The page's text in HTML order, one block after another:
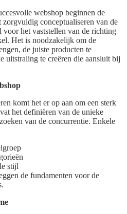
webshop beginnen de
conceptualiseren van de
voor het vaststellen van de richting
Het is noodzakelijk om de
de juiste producten te
uitstraling te creëren die aansluit bij
komt het er op aan om een sterk
het definiëren van de unieke
van de concurrentie. Enkele
stijl
de fundamenten voor de